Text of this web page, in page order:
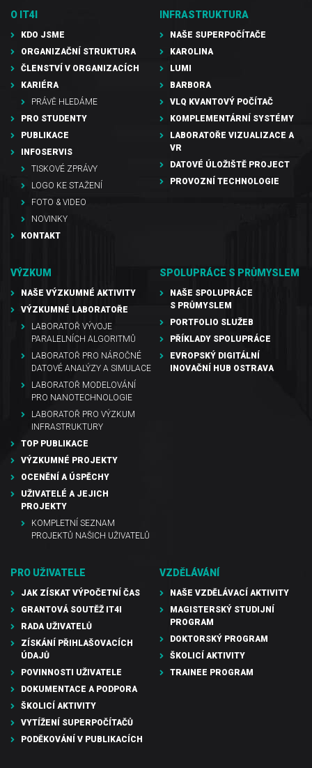
O IT4I
KDO JSME
ORGANIZAČNÍ STRUKTURA
ČLENSTVÍ V ORGANIZACÍCH
KARIÉRA
PRÁVĚ HLEDÁME
PRO STUDENTY
PUBLIKACE
INFOSERVIS
TISKOVÉ ZPRÁVY
LOGO KE STAŽENÍ
FOTO & VIDEO
NOVINKY
KONTAKT
INFRASTRUKTURA
NAŠE SUPERPOČÍTAČE
KAROLINA
LUMI
BARBORA
VLQ KVANTOVÝ POČÍTAČ
KOMPLEMENTÁRNÍ SYSTÉMY
LABORATOŘE VIZUALIZACE A
VR
DATOVÉ ÚLOŽIŠTĚ PROJECT
PROVOZNÍ TECHNOLOGIE
VÝZKUM
NAŠE VÝZKUMNÉ AKTIVITY
VÝZKUMNÉ LABORATOŘE
LABORATOŘ VÝVOJE
PARALELNÍCH ALGORITMŮ
LABORATOŘ PRO NÁROČNÉ
DATOVÉ ANALÝZY A SIMULACE
LABORATOŘ MODELOVÁNÍ
PRO NANOTECHNOLOGIE
LABORATOŘ PRO VÝZKUM
INFRASTRUKTURY
TOP PUBLIKACE
VÝZKUMNÉ PROJEKTY
OCENĚNÍ A ÚSPĚCHY
UŽIVATELÉ A JEJICH
PROJEKTY
KOMPLETNÍ SEZNAM
PROJEKTŮ NAŠICH UŽIVATELŮ
SPOLUPRÁCE S PRŮMYSLEM
NAŠE SPOLUPRÁCE
S PRŮMYSLEM
PORTFOLIO SLUŽEB
PŘÍKLADY SPOLUPRÁCE
EVROPSKÝ DIGITÁLNÍ
INOVAČNÍ HUB OSTRAVA
PRO UŽIVATELE
JAK ZÍSKAT VÝPOČETNÍ ČAS
GRANTOVÁ SOUTĚŽ IT4I
RADA UŽIVATELŮ
ZÍSKÁNÍ PŘIHLAŠOVACÍCH
ÚDAJŮ
POVINNOSTI UŽIVATELE
DOKUMENTACE A PODPORA
ŠKOLICÍ AKTIVITY
VYTÍŽENÍ SUPERPOČÍTAČŮ
PODĚKOVÁNÍ V PUBLIKACÍCH
VZDĚLÁVÁNÍ
NAŠE VZDĚLÁVACÍ AKTIVITY
MAGISTERSKÝ STUDIJNÍ
PROGRAM
DOKTORSKÝ PROGRAM
ŠKOLICÍ AKTIVITY
TRAINEE PROGRAM